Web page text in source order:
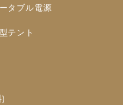
タブル電源
テント